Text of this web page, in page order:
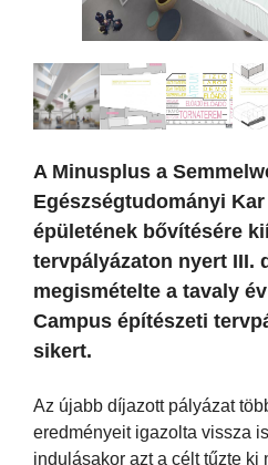
A Minusplus a
Egészségtudományi
épületének bővítésére
tervpályázaton nyert III.
megismételte a tavaly
Campus építészeti
sikert.
Az újabb díjazott pályázat
eredményeit igazolta vissza
indulásakor azt a célt tűzte ki